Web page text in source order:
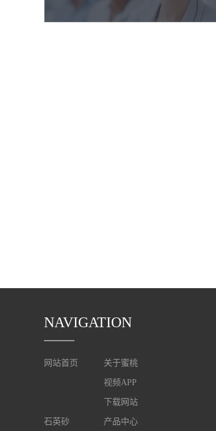
NAVIGATION
网站首页 关于蜜桃
视频APP
下载网站
石英砂 产品中心